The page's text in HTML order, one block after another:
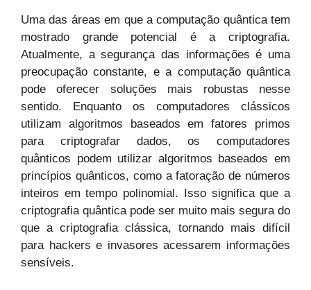
Uma das áreas em que a computação quântica tem
mostrado grande potencial é a criptografia.
Atualmente, a segurança das informações é uma
preocupação constante, e a computação quântica
pode oferecer soluções mais robustas nesse
sentido. Enquanto os computadores clássicos
utilizam algoritmos baseados em fatores primos
para criptografar dados, os computadores
quânticos podem utilizar algoritmos baseados em
princípios quânticos, como a fatoração de números
inteiros em tempo polinomial. Isso significa que a
criptografia quântica pode ser muito mais segura do
que a criptografia clássica, tornando mais difícil
para hackers e invasores acessarem informações
sensíveis.